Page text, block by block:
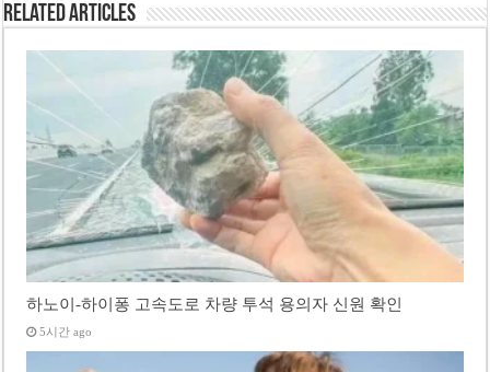
Related Articles
하노이-하이퐁 고속도로 차량 투석 용의자 신원 확인
5시간 ago